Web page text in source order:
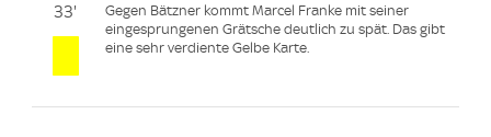
33'
Gegen Bätzner kommt Marcel Franke mit seiner
eingesprungenen Grätsche deutlich zu spät. Das gibt
eine sehr verdiente Gelbe Karte.